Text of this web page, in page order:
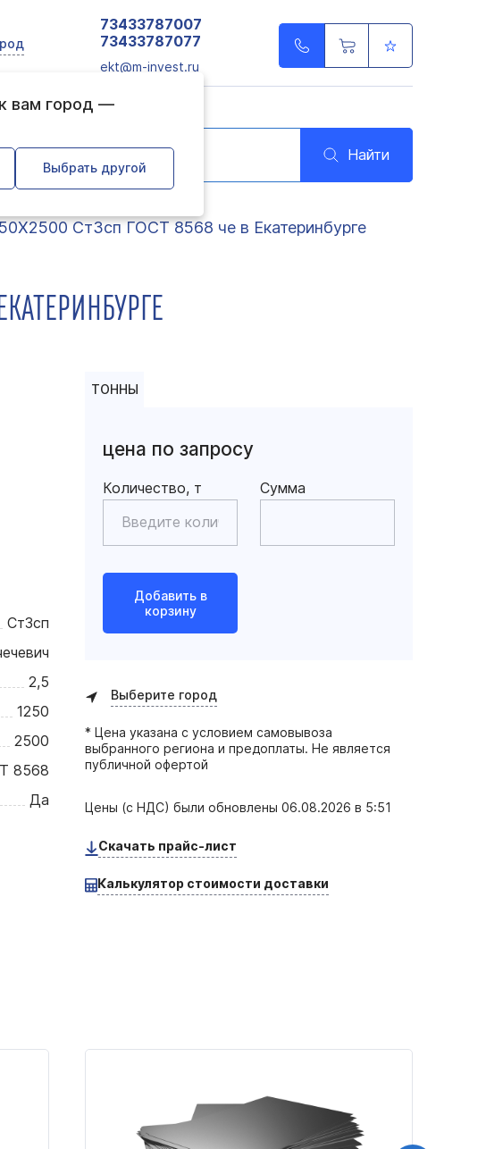
вам город —
Выбрать другой
73433787007
73433787077
ekt@m-invest.ru
Найти
Ст3сп ГОСТ 8568 че в Екатеринбурге
Ст3сп
2,5
1250
2500
8568
Да
ТОННЫ
цена по запросу
Количество, т Сумма
Добавить в
корзину
Выберите город
* Цена указана с условием самовывоза
выбранного региона и предоплаты. Не является
публичной офертой
Цены (с НДС) были обновлены06.08.2026 в 5:51
Скачать прайс-лист
Калькулятор стоимости доставки